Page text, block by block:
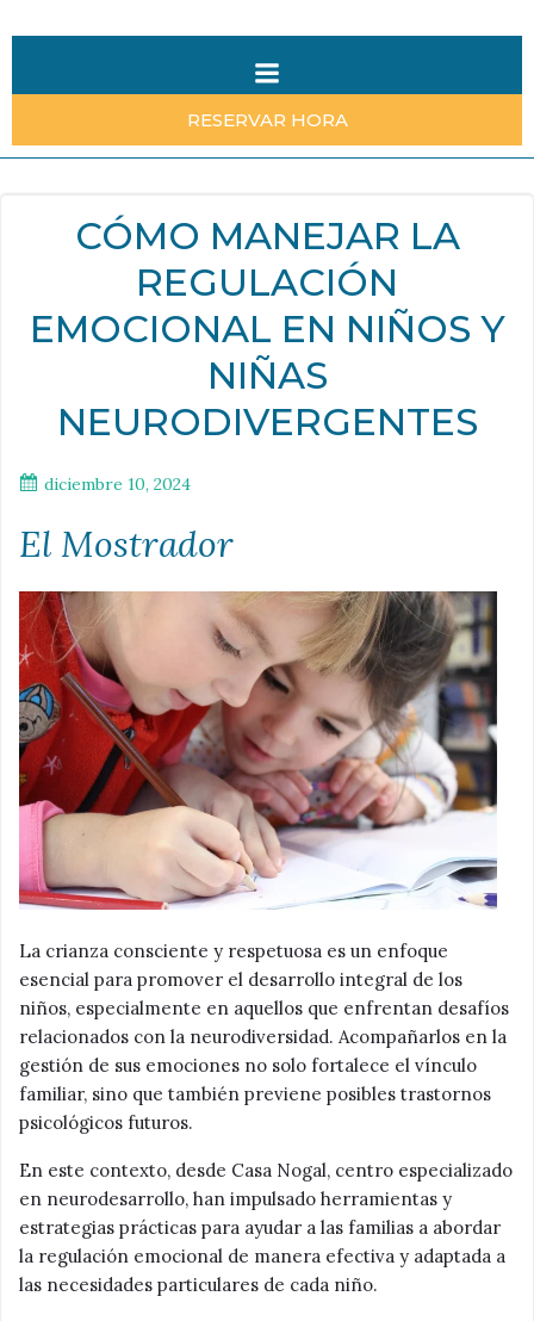
al
contenido
RESERVAR HORA
CÓMO MANEJAR LA
REGULACIÓN
EMOCIONAL EN NIÑOS Y
NIÑAS
NEURODIVERGENTES
diciembre 10, 2024
El Mostrador
La crianza consciente y respetuosa es un enfoque
esencial para promover el desarrollo integral de los
niños, especialmente en aquellos que enfrentan desafíos
relacionados con la neurodiversidad. Acompañarlos en la
gestión de sus emociones no solo fortalece el vínculo
familiar, sino que también previene posibles trastornos
psicológicos futuros.
En este contexto, desde Casa Nogal, centro especializado
en neurodesarrollo, han impulsado herramientas y
estrategias prácticas para ayudar a las familias a abordar
la regulación emocional de manera efectiva y adaptada a
las necesidades particulares de cada niño.